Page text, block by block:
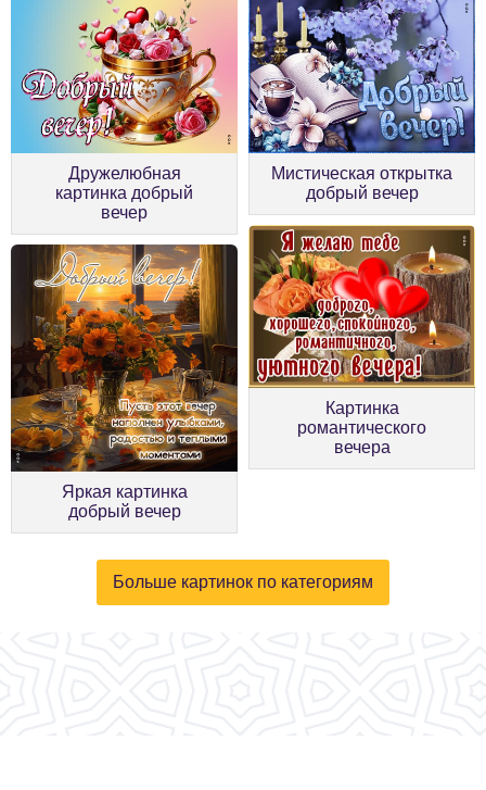
Дружелюбная
картинка добрый
вечер
Мистическая открытка
добрый вечер
Яркая картинка
добрый вечер
Картинка
романтического
вечера
Больше картинок по категориям